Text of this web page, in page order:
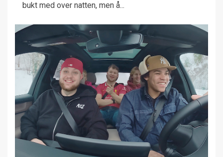
bukt med over natten, men å...